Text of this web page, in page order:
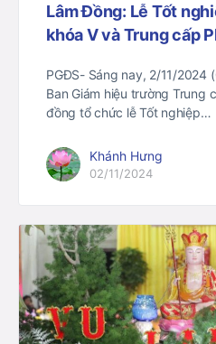
Lâm Đồng: Lễ Tốt
khóa V và Trung cấp
PGĐS- Sáng nay, 2/11/2024
Ban Giám hiệu trường Trung
đồng tổ chức lễ Tốt nghiệp…
Khánh Hưng
02/11/2024